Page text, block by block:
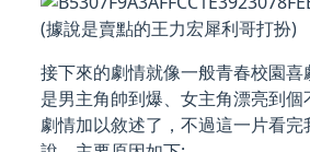
(據說是賣點的王力宏犀利哥打扮)
接下來的劇情就像一般青春校園喜
是男主角帥到爆、女主角漂亮到
劇情加以敘述了，不過這一片看